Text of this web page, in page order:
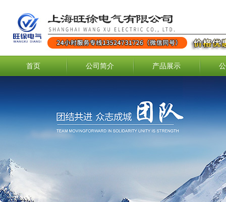
首页 公司简介 产品展示